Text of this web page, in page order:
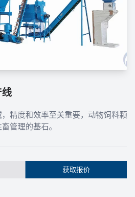
精度和效率至关重要，动物饲料颗
管理的基石。
获取报价